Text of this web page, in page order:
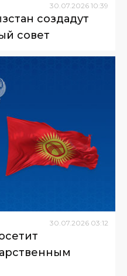
30 07 2026 10:39
создадут
совет
30 07 2026 03:12